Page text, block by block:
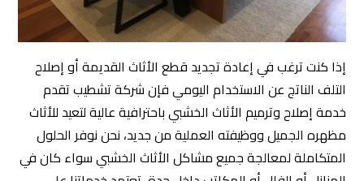
إذا كنت ترغب في إعادة تجديد قطع الأثاث القديمة أو إصلاح
التلف الناتج عن الاستخدام اليومي فإن شركة تشطيب تقدم
خدمة إصلاح وترميم الأثاث الخشبي باحترافية عالية لتعيد للأثاث
مظهره الجميل ووظيفته العملية من جديد، نحن نوفر الحلول
المتكاملة لمعالجة جميع مشاكل الأثاث الخشبي سواء كان في